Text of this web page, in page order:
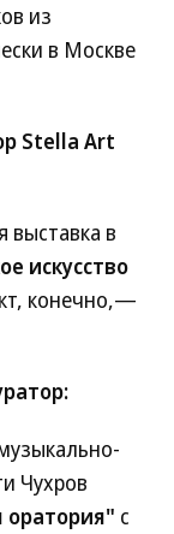
из
в Москве
Stella Art
выставка в
искусство
конечно,—
Чухров
оратория" с